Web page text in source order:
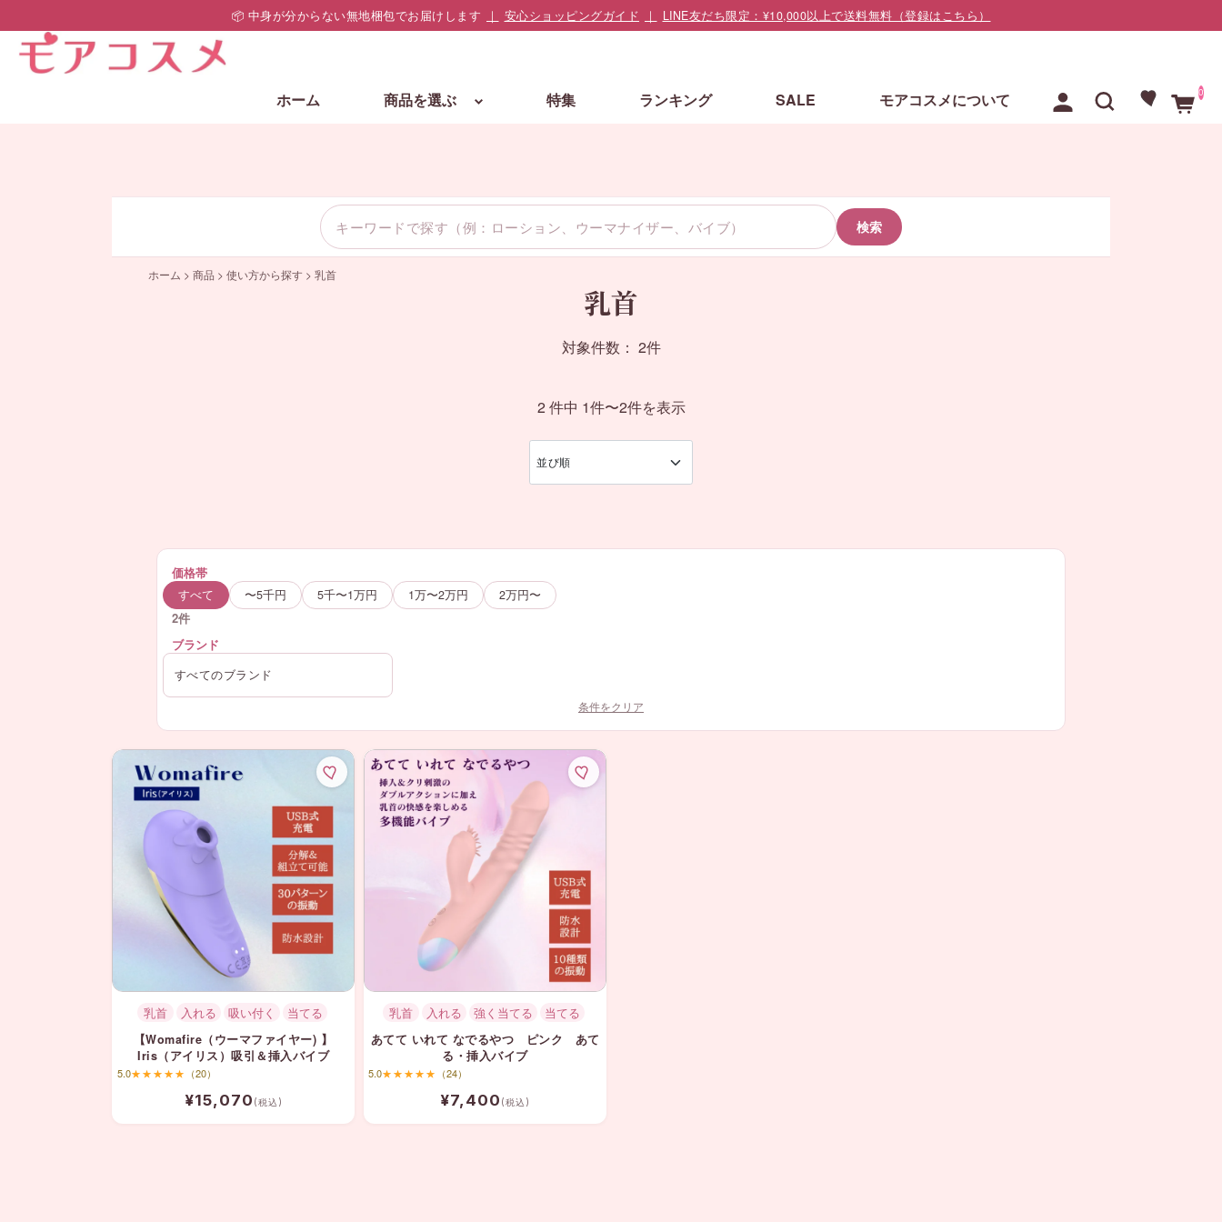
ホーム 商品を選ぶ 特集 ランキング SALE モアコスメについて 0
検索
ホーム > 商品 > 使い方から探す > 乳首
乳首
対象件数： 2件
2 件中 1件〜2件を表示
価格帯
すべて 〜5千円 5千〜1万円 1万〜2万円 2万円〜
2件
ブランド
条件をクリア
乳首 入れる 吸い付く 当てる
【Womafire（ウーマファイヤー) 】
Iris（アイリス）吸引＆挿入バイブ
5.0★★★★★ （20）
¥15,070 (税込)
乳首 入れる 強く当てる 当てる
あてて いれて なでるやつ ピンク あて
る・挿入バイブ
5.0★★★★★ （24）
¥7,400 (税込)
📦 中身が分からない無地梱包でお届けします 安心ショッピングガイド LINE友だち限定：¥10,000以上で送料無料（登録はこちら）